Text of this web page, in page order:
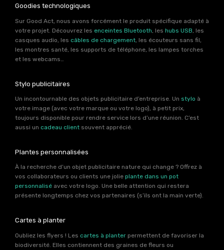
Goodies technologiques
Sur Good Act, nous avons forcément le produit spécifique adapté à
votre projet. Découvrez les enceintes Bluetooth , les hubs USB , les
casques audio, les câbles de chargement , les écouteurs sans fil,
les montres santé, les supports de téléphone, les lampes torches
et les webcams…
Stylo publicitaires
Un incontournable des objets publicitaire d’entreprise. Un stylo à
votre image (avec votre marque ou votre logo), à petit prix,
toujours disponible pour rendre service lors d’une réunion. C’est
aussi un cadeau client souvent apprécié.
Plantes personnalisées
À la recherche d’un objet publicitaire nature qui change ? Offrez à
vos collaborateurs ou clients une jolie plante dans un pot
personnalisé avec votre logo. Une belle attention qui restera
présente longtemps chez vos partenaires (s’ils ont la main verte).
Cartes à planter
Oubliez les flyers ! Les cartes à planter permettent de favoriser la
biodiversité. Elles contiennent des graines de fleurs ou